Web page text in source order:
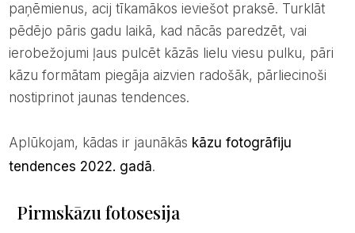
paņēmienus, acij tīkamākos ieviešot praksē. Turklāt
pēdējo pāris gadu laikā, kad nācās paredzēt, vai
ierobežojumi ļaus pulcēt kāzās lielu viesu pulku, pāri
kāzu formātam piegāja aizvien radošāk, pārliecinoši
nostiprinot jaunas tendences.
Aplūkojam, kādas ir jaunākās kāzu fotogrāfiju
tendences 2022. gadā.
Pirmskāzu fotosesija